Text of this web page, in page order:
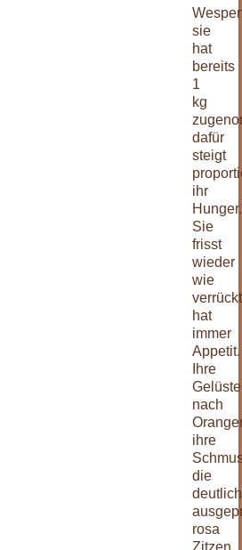
sie
hat
bereits
1
kg
dafür
steigt
ihr
Hunger.
Sie
frisst
wieder
wie
hat
immer
Appetit.
Ihre
Gelüste
nach
ihre
die
deutlich
rosa
Zitzen